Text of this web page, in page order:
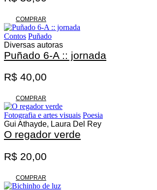
COMPRAR
Contos Puñado
Diversas autoras
Puñado 6-A :: jornada
R$ 40,00
COMPRAR
Fotografia e artes visuais Poesia
Gui Athayde, Laura Del Rey
O regador verde
R$ 20,00
COMPRAR